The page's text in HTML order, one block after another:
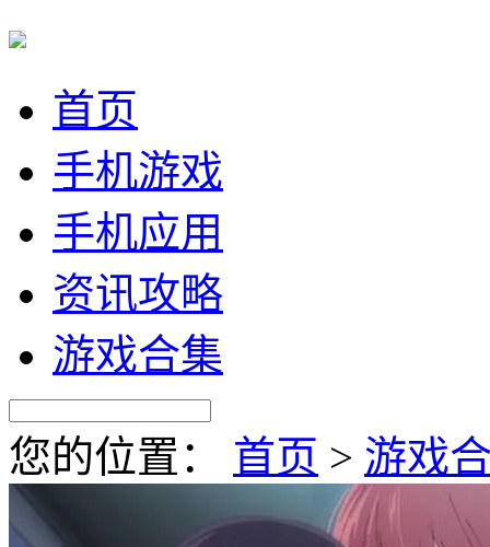
首页
手机游戏
手机应用
资讯攻略
游戏合集
您的位置： 首页 > 游戏